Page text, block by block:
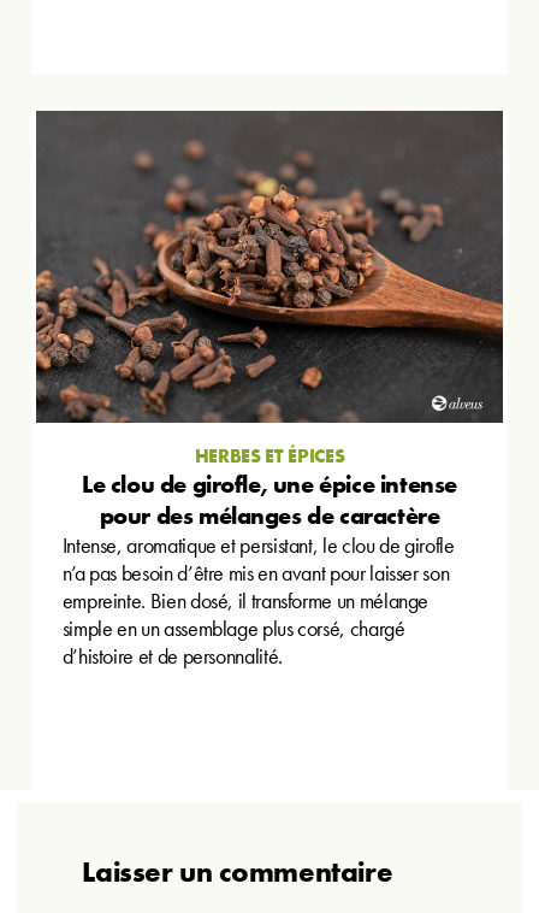
HERBES ET ÉPICES
Le clou de girofle, une épice intense
pour des mélanges de caractère
Intense, aromatique et persistant, le clou de girofle
n’a pas besoin d’être mis en avant pour laisser son
empreinte. Bien dosé, il transforme un mélange
simple en un assemblage plus corsé, chargé
d’histoire et de personnalité.
Laisser un commentaire